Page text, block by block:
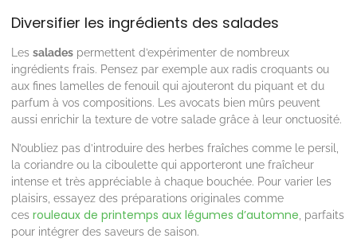
Diversifier les ingrédients des salades
Les salades permettent d’expérimenter de nombreux
ingrédients frais. Pensez par exemple aux radis croquants ou
aux fines lamelles de fenouil qui ajouteront du piquant et du
parfum à vos compositions. Les avocats bien mûrs peuvent
aussi enrichir la texture de votre salade grâce à leur onctuosité.
N’oubliez pas d’introduire des herbes fraîches comme le persil,
la coriandre ou la ciboulette qui apporteront une fraîcheur
intense et très appréciable à chaque bouchée. Pour varier les
plaisirs, essayez des préparations originales comme
ces rouleaux de printemps aux légumes d’automne , parfaits
pour intégrer des saveurs de saison.